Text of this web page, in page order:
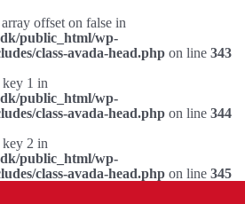
offset on false in
public_html/wp-
class-avada-head.php on line 343
1 in
public_html/wp-
class-avada-head.php on line 344
2 in
public_html/wp-
class-avada-head.php on line 345